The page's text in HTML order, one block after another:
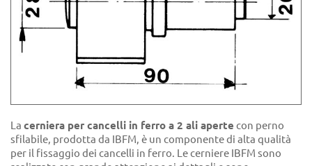
La cerniera per cancelli in ferro a 2 ali aperte con perno
sfilabile, prodotta da IBFM, è un componente di alta qualità
per il fissaggio dei cancelli in ferro. Le cerniere IBFM sono